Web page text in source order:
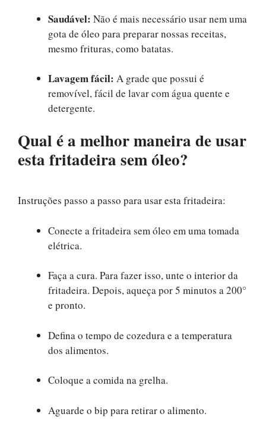
Saudável: Não é mais necessário usar nem uma
gota de óleo para preparar nossas receitas,
mesmo frituras, como batatas.
Lavagem fácil: A grade que possui é
removível, fácil de lavar com água quente e
detergente.
Qual é a melhor maneira de usar
esta fritadeira sem óleo?
Instruções passo a passo para usar esta fritadeira:
Conecte a fritadeira sem óleo em uma tomada
elétrica.
Faça a cura. Para fazer isso, unte o interior da
fritadeira. Depois, aqueça por 5 minutos a 200°
e pronto.
Defina o tempo de cozedura e a temperatura
dos alimentos.
Coloque a comida na grelha.
Aguarde o bip para retirar o alimento.